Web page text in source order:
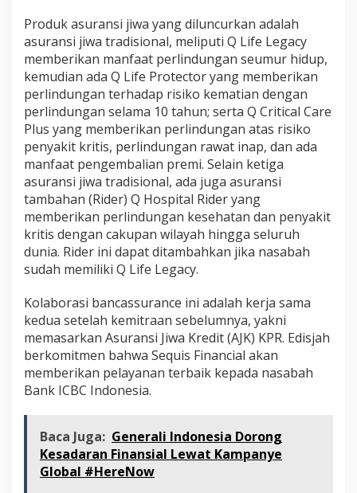
Produk asuransi jiwa yang diluncurkan adalah
asuransi jiwa tradisional, meliputi Q Life Legacy
memberikan manfaat perlindungan seumur hidup,
kemudian ada Q Life Protector yang memberikan
perlindungan terhadap risiko kematian dengan
perlindungan selama 10 tahun; serta Q Critical Care
Plus yang memberikan perlindungan atas risiko
penyakit kritis, perlindungan rawat inap, dan ada
manfaat pengembalian premi. Selain ketiga
asuransi jiwa tradisional, ada juga asuransi
tambahan (Rider) Q Hospital Rider yang
memberikan perlindungan kesehatan dan penyakit
kritis dengan cakupan wilayah hingga seluruh
dunia. Rider ini dapat ditambahkan jika nasabah
sudah memiliki Q Life Legacy.
Kolaborasi bancassurance ini adalah kerja sama
kedua setelah kemitraan sebelumnya, yakni
memasarkan Asuransi Jiwa Kredit (AJK) KPR. Edisjah
berkomitmen bahwa Sequis Financial akan
memberikan pelayanan terbaik kepada nasabah
Bank ICBC Indonesia.
Baca Juga: Generali Indonesia Dorong
Kesadaran Finansial Lewat Kampanye
Global #HereNow